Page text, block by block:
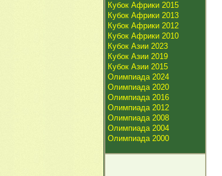
Кубок Африки 2015
Кубок Африки 2013
Кубок Африки 2012
Кубок Африки 2010
Кубок Азии 2023
Кубок Азии 2019
Кубок Азии 2015
Олимпиада 2024
Олимпиада 2020
Олимпиада 2016
Олимпиада 2012
Олимпиада 2008
Олимпиада 2004
Олимпиада 2000